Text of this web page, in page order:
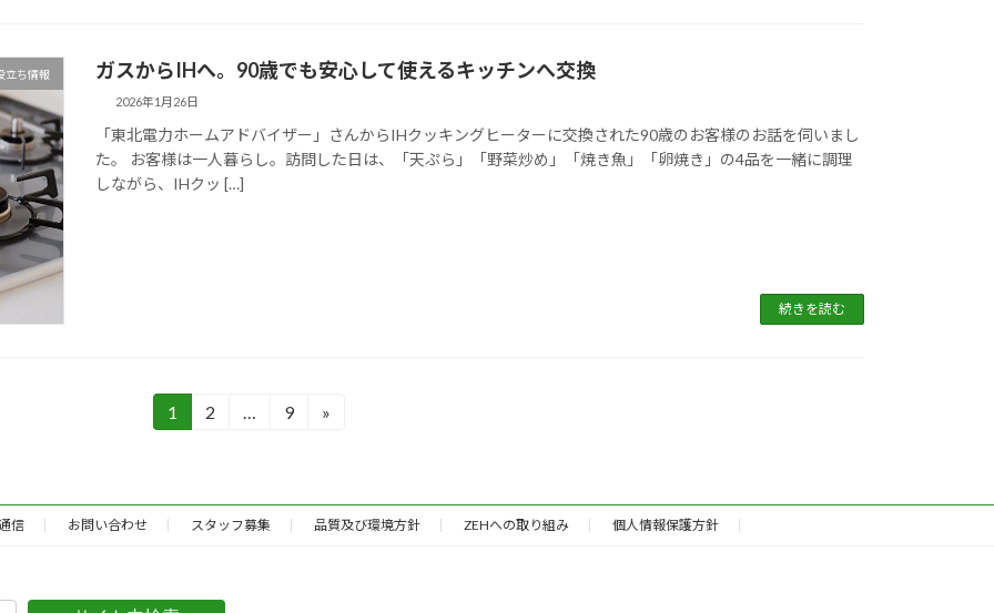
立ち情報 ガスからIHへ。90歳でも安心して使えるキッチンへ交換
2026年1月26日
「東北電力ホームアドバイザー」さんからIHクッキングヒーターに交換された90歳のお客様のお話を伺いまし
た。 お客様は一人暮らし。訪問した日は、「天ぷら」「野菜炒め」「焼き魚」「卵焼き」の4品を一緒に調理
しながら、IHクッ […]
続きを読む
固
ジ
1
固
ジ
2 …
固
ジ
9 »
信 お問い合わせ スタッフ募集 品質及び環境方針 ZEHへの取り組み 個人情報保護方針